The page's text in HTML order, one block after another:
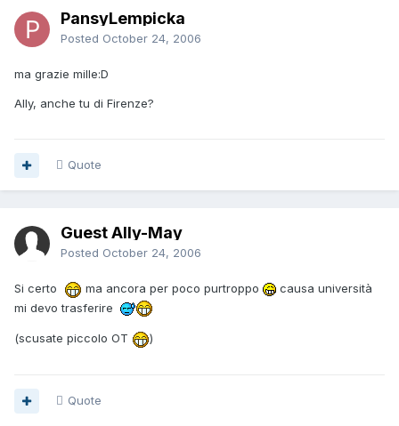
PansyLempicka
Posted October 24, 2006
ma grazie mille:D
Ally, anche tu di Firenze?
Quote
Guest Ally-May
Posted October 24, 2006
Si certo ma ancora per poco purtroppo
causa università
mi devo trasferire
(scusate piccolo OT )
Quote